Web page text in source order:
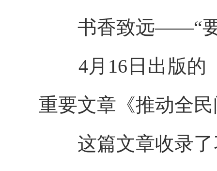
书香致远——“要
4月16日出版的
重要文章《推动全
这篇文章收录了